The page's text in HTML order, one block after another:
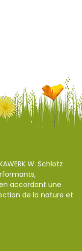
W. Schlotz
accordant une
de la nature et